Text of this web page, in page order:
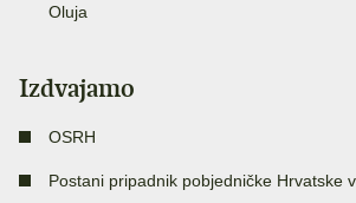
Oluja
Izdvajamo
OSRH
Postani pripadnik pobjedničke Hrvatske